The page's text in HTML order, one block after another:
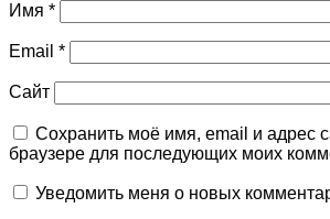
Имя *
Email *
Сайт
Сохранить моё имя, email и адрес
браузере для последующих моих
Уведомить меня о новых